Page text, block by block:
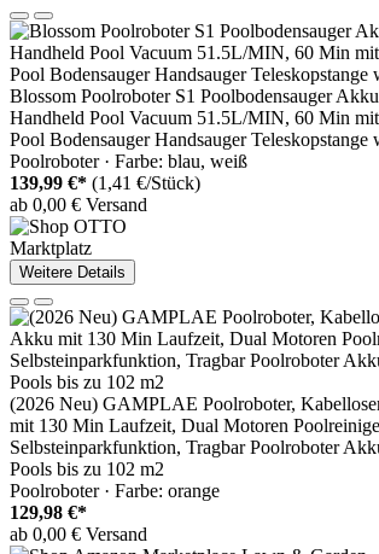
Blossom Poolroboter S1 Poolbodensauger
Handheld Pool Vacuum 51.5L/MIN, 60 Min
Pool Bodensauger Handsauger Teleskopstange
Poolroboter · Farbe: blau, weiß
139,99 €* (1,41 €/Stück)
ab 0,00 € Versand
Marktplatz
Weitere Details
(2026 Neu) GAMPLAE Poolroboter,
mit 130 Min Laufzeit, Dual Motoren
Selbsteinparkfunktion, Tragbar Poolroboter
Pools bis zu 102 m2
Poolroboter · Farbe: orange
129,98 €*
ab 0,00 € Versand